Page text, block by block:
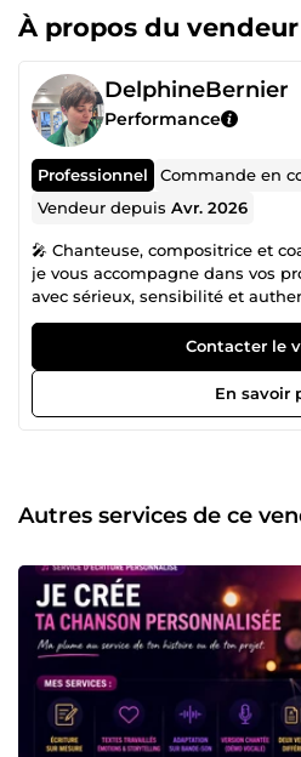
À propos du vendeur
DelphineBernier
Performance
Professionnel Commande en
Vendeur depuisAvr. 2026
🎤 Chanteuse, compositrice et
je vous accompagne dans vos
avec sérieux, sensibilité et
différents services autour de la
interprétation aide à l’écriture de
accompagnement artistique
conseils sur vos projets Mon objectif est de vous aider à
ou simplement passionné, je
vos besoins. 📩 Je reste
Contacter le
En savoir
Autres services de ce